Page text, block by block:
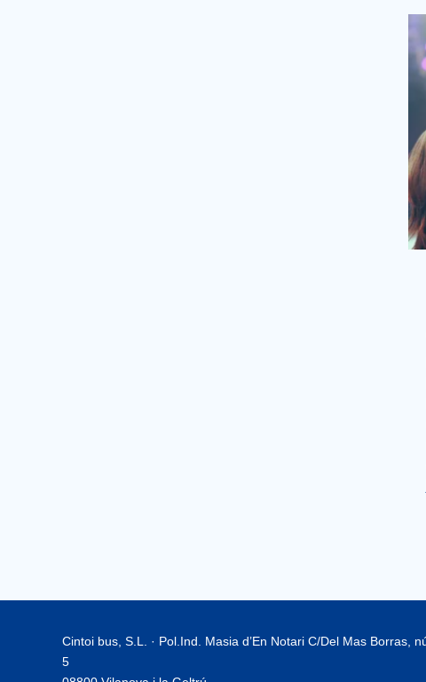
Cintoi bus, S.L. · Pol.Ind. Masia d’En Notari C/Del Mas Borras,
5